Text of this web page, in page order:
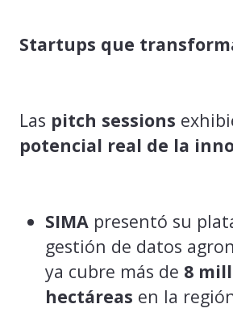
Startups que
Las pitch sessions
potencial real de la
SIMA presentó su
gestión de datos
ya cubre más de 8
hectáreas en la